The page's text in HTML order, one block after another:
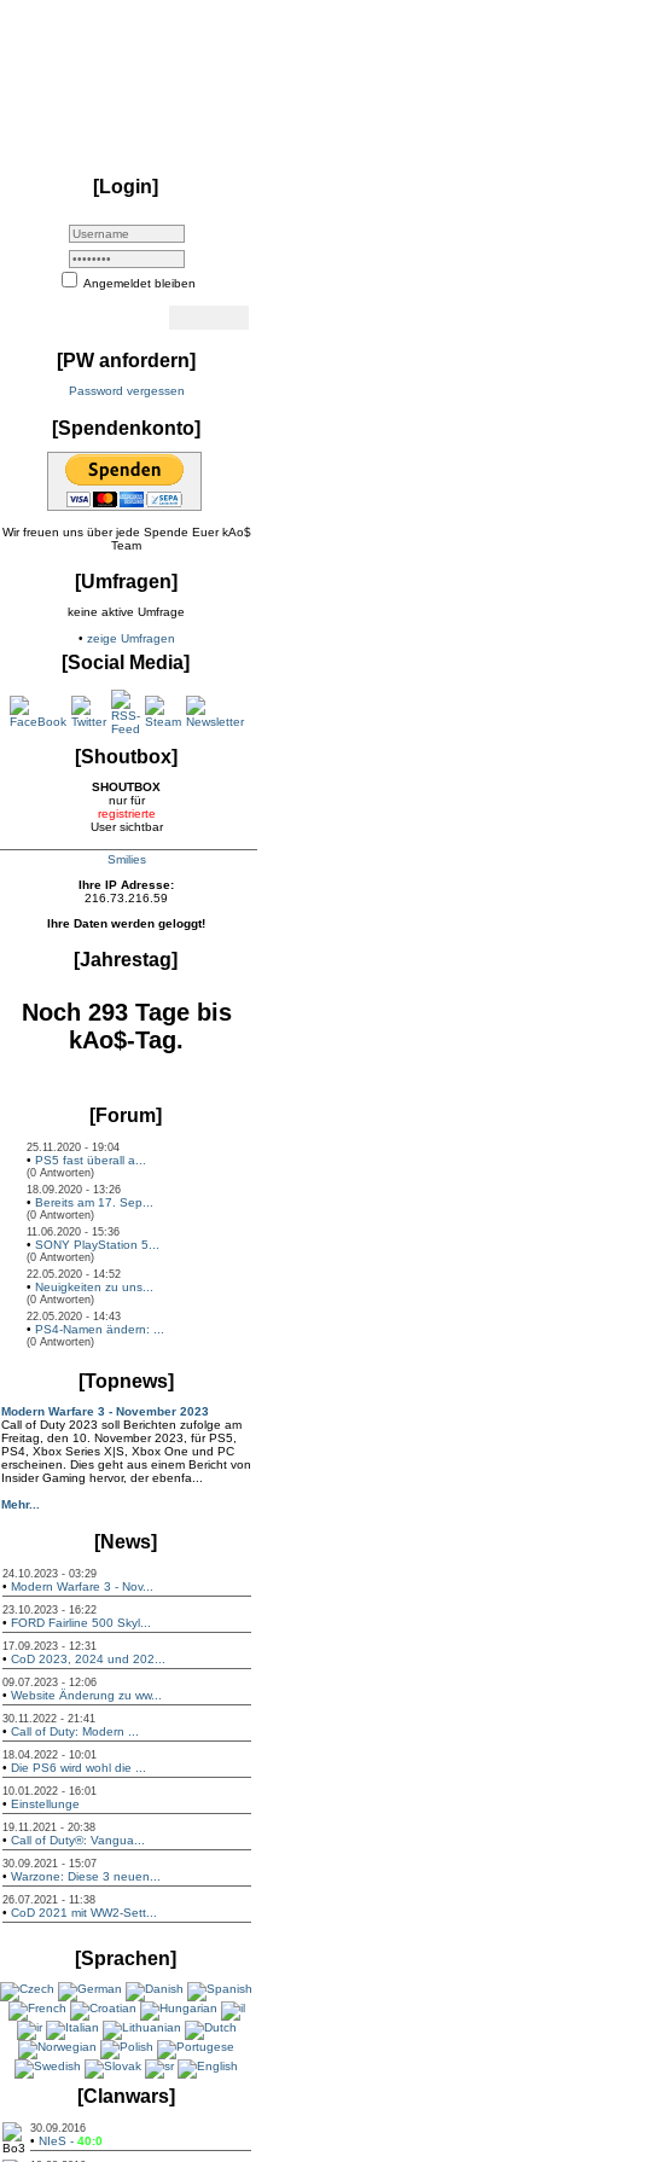
[Login]
Angemeldet bleiben
[PW anfordern]
Password vergessen
[Spendenkonto]
Wir freuen uns über jede Spende Euer kAo$
Team
[Umfragen]
keine aktive Umfrage
• zeige Umfragen
[Social Media]
[Shoutbox]
SHOUTBOX
nur für
registrierte
User sichtbar
Smilies
Ihre IP Adresse:
216.73.216.59
Ihre Daten werden geloggt!
[Jahrestag]
Noch 293 Tage bis
kAo$-Tag.
[Forum]
25.11.2020 - 19:04
• PS5 fast überall a...
(0 Antworten)
18.09.2020 - 13:26
• Bereits am 17. Sep...
(0 Antworten)
11.06.2020 - 15:36
• SONY PlayStation 5...
(0 Antworten)
22.05.2020 - 14:52
• Neuigkeiten zu uns...
(0 Antworten)
22.05.2020 - 14:43
• PS4-Namen ändern: ...
(0 Antworten)
[Topnews]
Modern Warfare 3 - November 2023
Call of Duty 2023 soll Berichten zufolge am
Freitag, den 10. November 2023, für PS5,
PS4, Xbox Series X|S, Xbox One und PC
erscheinen. Dies geht aus einem Bericht von
Insider Gaming hervor, der ebenfa...
Mehr...
[News]
24.10.2023 - 03:29
• Modern Warfare 3 - Nov...
23.10.2023 - 16:22
• FORD Fairline 500 Skyl...
17.09.2023 - 12:31
• CoD 2023, 2024 und 202...
09.07.2023 - 12:06
• Website Änderung zu ww...
30.11.2022 - 21:41
• Call of Duty: Modern ...
18.04.2022 - 10:01
• Die PS6 wird wohl die ...
10.01.2022 - 16:01
• Einstellunge
19.11.2021 - 20:38
• Call of Duty®: Vangua...
30.09.2021 - 15:07
• Warzone: Diese 3 neuen...
26.07.2021 - 11:38
• CoD 2021 mit WW2-Sett...
[Sprachen]
[Clanwars]
30.09.2016
• NIeS - 40:0